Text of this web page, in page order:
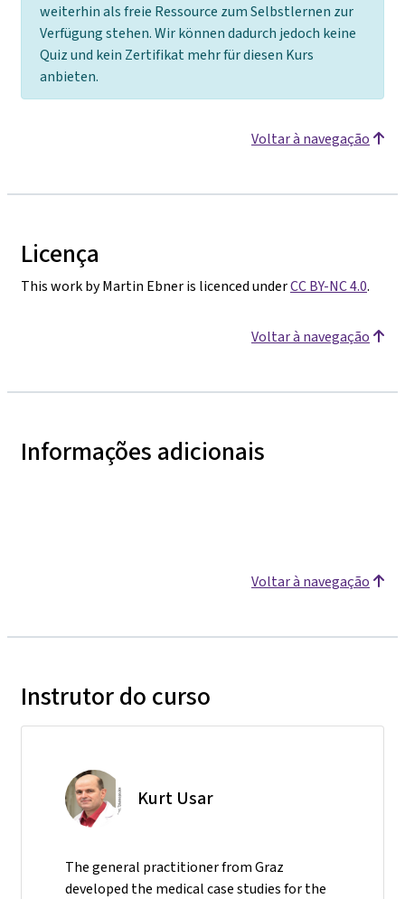
weiterhin als freie Ressource zum Selbstlernen zur
Verfügung stehen. Wir können dadurch jedoch keine
Quiz und kein Zertifikat mehr für diesen Kurs
anbieten.
Voltar à navegação
Licença
This work by Martin Ebner is licenced underCC BY-NC 4.0.
Voltar à navegação
Informações adicionais
Voltar à navegação
Instrutor do curso
Kurt Usar
The general practitioner from Graz
developed the medical case studies for the